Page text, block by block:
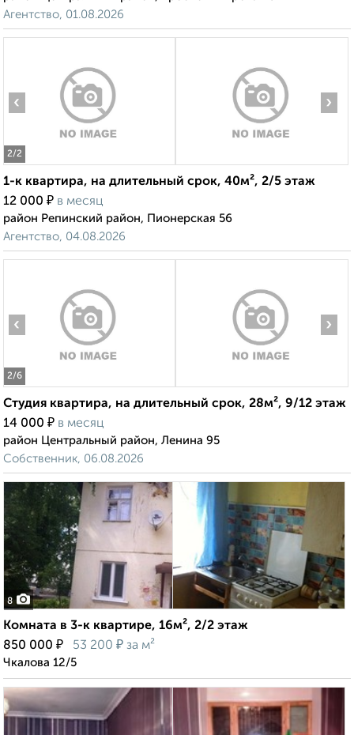
Агентство, 01.08.2026
2/2
‹ ›
1-к квартира, на длительный срок, 40м², 2/5 этаж
12 000 ₽ в месяц
район Репинский район, Пионерская 56
Агентство, 04.08.2026
2/6
‹ ›
Студия квартира, на длительный срок, 28м², 9/12 этаж
14 000 ₽ в месяц
район Центральный район, Ленина 95
Собственник, 06.08.2026
8
Комната в 3-к квартире, 16м², 2/2 этаж
850 000 ₽ 53 200 ₽ за м²
Чкалова 12/5